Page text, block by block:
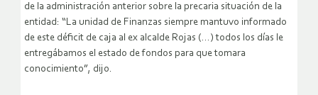
de la administración anterior sobre la precaria situación de la
entidad: “La unidad de Finanzas siempre mantuvo informado
de este déficit de caja al ex alcalde Rojas (…) todos los días le
entregábamos el estado de fondos para que tomara
conocimiento”, dijo.